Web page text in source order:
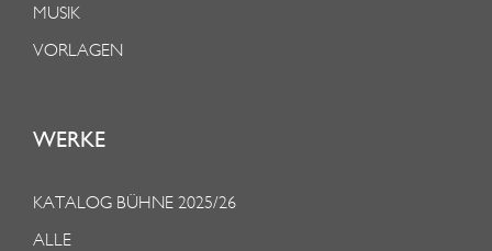
MUSIK
VORLAGEN
WERKE
KATALOG BÜHNE 2025/26
ALLE